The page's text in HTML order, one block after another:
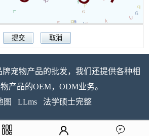
牌宠物产品的批发，我们还提供各种相
产品的OEM，ODM业务。
图
LLms 法学硕士完整